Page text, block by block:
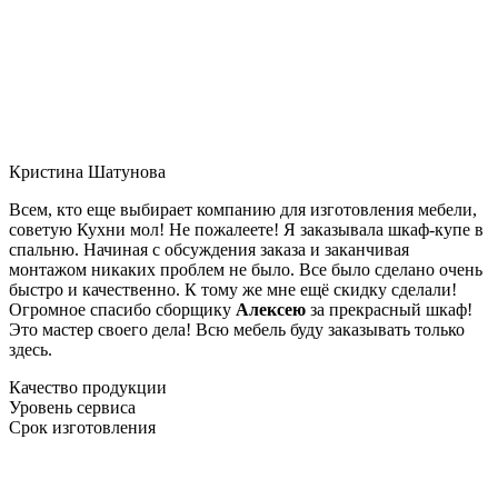
Кристина Шатунова
Всем, кто еще выбирает компанию для изготовления мебели,
советую Кухни мол! Не пожалеете! Я заказывала шкаф-купе в
спальню. Начиная с обсуждения заказа и заканчивая
монтажом никаких проблем не было. Все было сделано очень
быстро и качественно. К тому же мне ещё скидку сделали!
Огромное спасибо сборщику Алексею за прекрасный шкаф!
Это мастер своего дела! Всю мебель буду заказывать только
здесь.
Качество продукции
Уровень сервиса
Срок изготовления